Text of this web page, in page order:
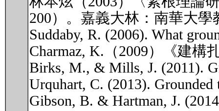
200）。嘉義大林：南華大學
Suddaby, R. (2006). What
Charmaz, K.（2009）《建構
Birks, M., & Mills, J. (2011).
Urquhart, C. (2013). Grounded
Gibson, B. & Hartman, J.